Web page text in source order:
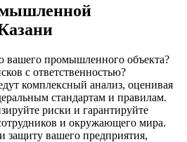
вашего промышленного объекта?
с ответственностью?
комплексный анализ, оценивая
стандартам и правилам.
риски и гарантируйте
и окружающего мира.
защиту вашего предприятия,